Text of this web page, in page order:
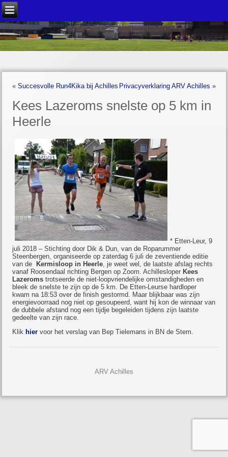
«Succesvolle Run4Kika bij Achilles Privacyverklaring ARV Achilles »
Kees Lazeroms snelste op 5 km in
Heerle
* Etten-Leur, 9
juli 2018 – Stichting door Dik & Dun, van de Roparummer
Steenbergen, organiseerde op zaterdag 6 juli de zeventiende editie
van de
Kermisloop in Heerle, je weet wel, de laatste afslag rechts
vanaf Roosendaal richting Bergen op Zoom. Achillesloper Kees
Lazeroms trotseerde de niet-loopvriendelijke omstandigheden en
bleek de snelste te zijn op de 5 km. De Etten-Leurse hardloper
kwam na 18:53 over de finish gestormd. Maar blijkbaar was zijn
energievoorraad nog niet op gesoupeerd, want hij kon de winnaar van
de dubbele afstand nog een tijdje begeleiden tijdens zijn laatste
gedeelte van zijn race.
Klik hier voor het verslag van Bep Tielemans in BN de Stem.
ARV Achilles